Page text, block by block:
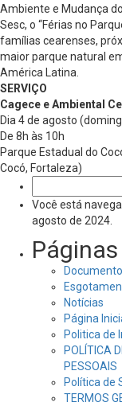
Ambiente e Mudança
Sesc, o “Férias no
famílias cearenses,
maior parque natural
América Latina.
SERVIÇO
Cagece e Ambiental
Dia 4 de agosto
De 8h às 10h
Parque Estadual do
Cocó, Fortaleza)
por:
Você está
agosto de 2024.
Páginas
Notícias
Página
Politica de
POLÍTICA
PESSOAIS
Política de
TERMOS